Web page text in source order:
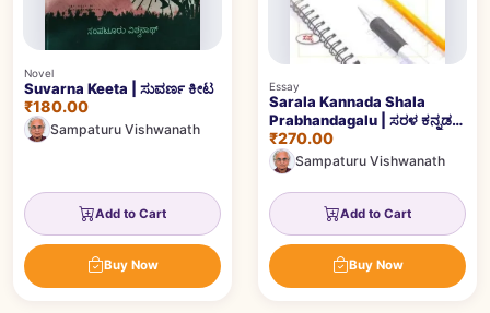
Novel
Suvarna Keeta | ಸುವರ್ಣ ಕೀಟ
₹180.00
Sampaturu Vishwanath
Add to Cart
Buy Now
Essay
Sarala Kannada Shala
Prabhandagalu | ಸರಳ ಕನ್ನಡ
ಶಾಲಾ ಪ್ರಬಂಧಗಳು
₹270.00
Sampaturu Vishwanath
Add to Cart
Buy Now